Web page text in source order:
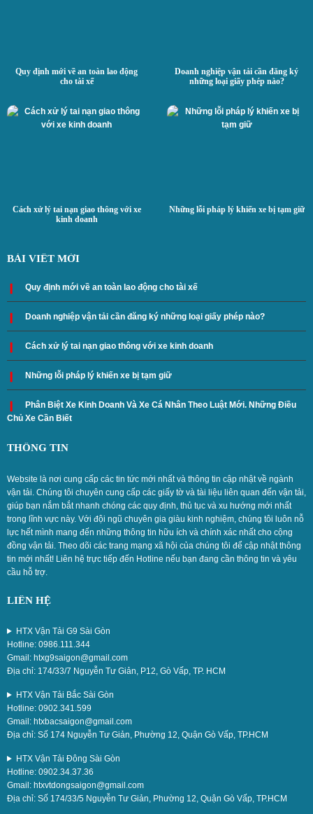
Quy định mới về an toàn lao động
cho tài xế
Doanh nghiệp vận tải cần đăng ký
những loại giấy phép nào?
Cách xử lý tai nạn giao thông với xe
kinh doanh
Những lỗi pháp lý khiến xe bị tạm giữ
BÀI VIẾT MỚI
Quy định mới về an toàn lao động cho tài xế
Doanh nghiệp vận tải cần đăng ký những loại giấy phép nào?
Cách xử lý tai nạn giao thông với xe kinh doanh
Những lỗi pháp lý khiến xe bị tạm giữ
Phân Biệt Xe Kinh Doanh Và Xe Cá Nhân Theo Luật Mới. Những Điều
Chủ Xe Cần Biết
THÔNG TIN
Website là nơi cung cấp các tin tức mới nhất và thông tin cập nhật về ngành
vận tải. Chúng tôi chuyên cung cấp các giấy tờ và tài liệu liên quan đến vận tải,
giúp bạn nắm bắt nhanh chóng các quy định, thủ tục và xu hướng mới nhất
trong lĩnh vực này. Với đội ngũ chuyên gia giàu kinh nghiệm, chúng tôi luôn nỗ
lực hết mình mang đến những thông tin hữu ích và chính xác nhất cho cộng
đồng vận tải. Theo dõi các trang mạng xã hội của chúng tôi để cập nhật thông
tin mới nhất! Liên hệ trực tiếp đến Hotline nếu bạn đang cần thông tin và yêu
cầu hỗ trợ.
LIÊN HỆ
HTX Vận Tải G9 Sài Gòn
Hotline: 0986.111.344
Gmail: htxg9saigon@gmail.com
Địa chỉ: 174/33/7 Nguyễn Tư Giản, P12, Gò Vấp, TP. HCM
HTX Vận Tải Bắc Sài Gòn
Hotline: 0902.341.599
Gmail: htxbacsaigon@gmail.com
Địa chỉ: Số 174 Nguyễn Tư Giản, Phường 12, Quận Gò Vấp, TP.HCM
HTX Vận Tải Đông Sài Gòn
Hotline: 0902.34.37.36
Gmail: htxvtdongsaigon@gmail.com
Địa chỉ: Số 174/33/5 Nguyễn Tư Giản, Phường 12, Quận Gò Vấp, TP.HCM